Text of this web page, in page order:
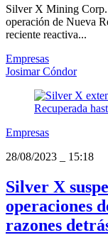
Silver X Mining Corp.
operación de Nueva
reciente reactiva...
Empresas
Josimar Cóndor
Empresas
28/08/2023
15:18
Silver X
operaciones
razones